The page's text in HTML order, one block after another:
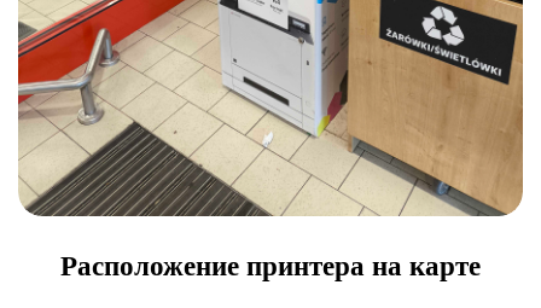
Расположение принтера на карте